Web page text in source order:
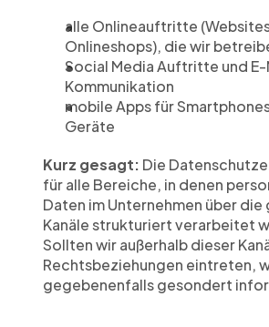
alle Onlineauftritte
Onlineshops), die wir
Social Media Auftritte und
Kommunikation
mobile Apps für
Geräte
Kurz gesagt: Die
für alle Bereiche, in denen
Daten im Unternehmen über die
Kanäle strukturiert verarbeitet
Sollten wir außerhalb dieser
Rechtsbeziehungen eintreten,
gegebenenfalls gesondert